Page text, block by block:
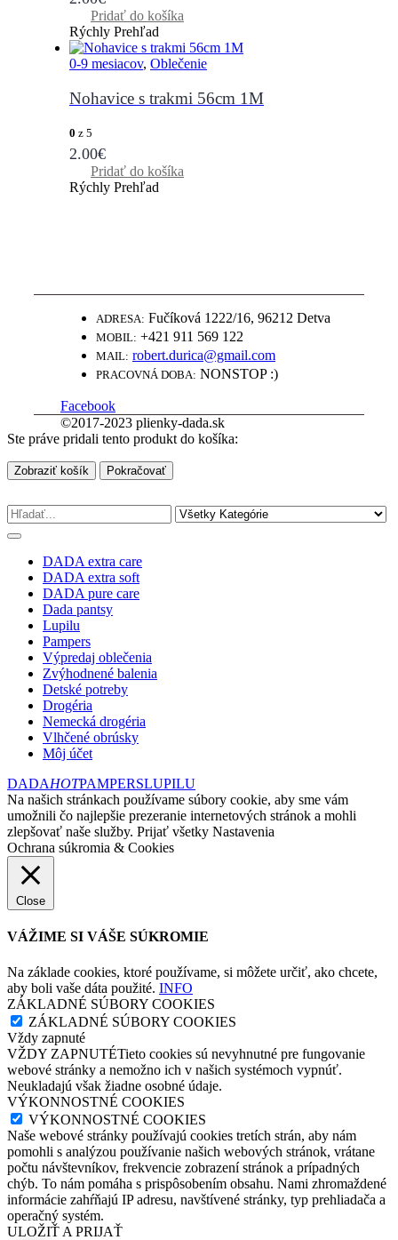
Pridať do košíka
Rýchly Prehľad
0-9 mesiacov, Oblečenie
Nohavice s trakmi 56cm 1M
0 z 5
2.00€
Pridať do košíka
Rýchly Prehľad
ADRESA: Fučíková 1222/16, 96212 Detva
MOBIL: +421 911 569 122
MAIL: robert.durica@gmail.com
PRACOVNÁ DOBA: NONSTOP :)
Facebook
©2017-2023 plienky-dada.sk
Ste práve pridali tento produkt do košíka:
Zobraziť košík Pokračovať
DADA extra care
DADA extra soft
DADA pure care
Dada pantsy
Lupilu
Pampers
Výpredaj oblečenia
Zvýhodnené balenia
Detské potreby
Drogéria
Nemecká drogéria
Vlhčené obrúsky
Môj účet
DADAHOTPAMPERSLUPILU
Na našich stránkach používame súbory cookie, aby sme vám
umožnili čo najlepšie prezeranie internetových stránok a mohli
zlepšovať naše služby. Prijať všetky Nastavenia
Ochrana súkromia & Cookies
Close
VÁŽIME SI VÁŠE SÚKROMIE
Na základe cookies, ktoré používame, si môžete určiť, ako chcete,
aby boli vaše dáta použité. INFO
ZÁKLADNÉ SÚBORY COOKIES
ZÁKLADNÉ SÚBORY COOKIES
Vždy zapnuté
VŽDY ZAPNUTÉTieto cookies sú nevyhnutné pre fungovanie
webové stránky a nemožno ich v našich systémoch vypnúť.
Neukladajú však žiadne osobné údaje.
VÝKONNOSTNÉ COOKIES
VÝKONNOSTNÉ COOKIES
Naše webové stránky používajú cookies tretích strán, aby nám
pomohli s analýzou používanie našich webových stránok, vrátane
počtu návštevníkov, frekvencie zobrazení stránok a prípadných
chýb. To nám pomáha s prispôsobením obsahu. Nami zhromaždené
informácie zahŕňajú IP adresu, navštívené stránky, typ prehliadača a
operačný systém.
ULOŽIŤ A PRIJAŤ